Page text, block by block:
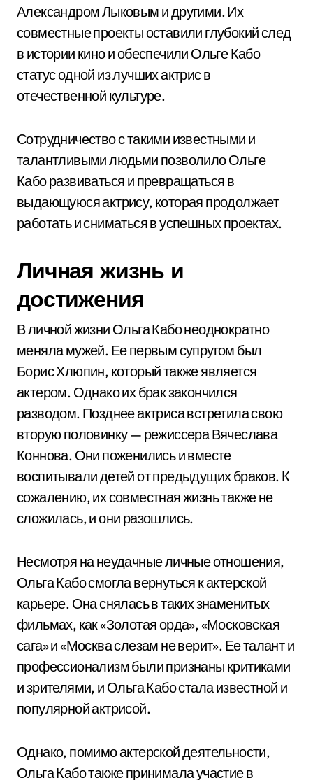
Александром Лыковым и другими. Их
совместные проекты оставили глубокий след
в истории кино и обеспечили Ольге Кабо
статус одной из лучших актрис в
отечественной культуре.
Сотрудничество с такими известными и
талантливыми людьми позволило Ольге
Кабо развиваться и превращаться в
выдающуюся актрису, которая продолжает
работать и сниматься в успешных проектах.
Личная жизнь и
достижения
В личной жизни Ольга Кабо неоднократно
меняла мужей. Ее первым супругом был
Борис Хлюпин, который также является
актером. Однако их брак закончился
разводом. Позднее актриса встретила свою
вторую половинку — режиссера Вячеслава
Коннова. Они поженились и вместе
воспитывали детей от предыдущих браков. К
сожалению, их совместная жизнь также не
сложилась, и они разошлись.
Несмотря на неудачные личные отношения,
Ольга Кабо смогла вернуться к актерской
карьере. Она снялась в таких знаменитых
фильмах, как «Золотая орда», «Московская
сага» и «Москва слезам не верит». Ее талант и
профессионализм были признаны критиками
и зрителями, и Ольга Кабо стала известной и
популярной актрисой.
Однако, помимо актерской деятельности,
Ольга Кабо также принимала участие в